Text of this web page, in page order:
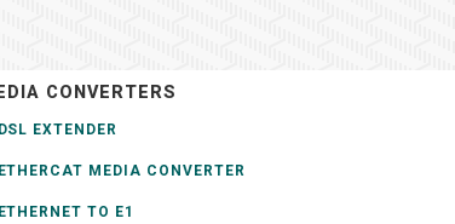
CONVERTERS
DSL EXTENDER
ETHERCAT MEDIA CONVERTER
ETHERNET TO E1